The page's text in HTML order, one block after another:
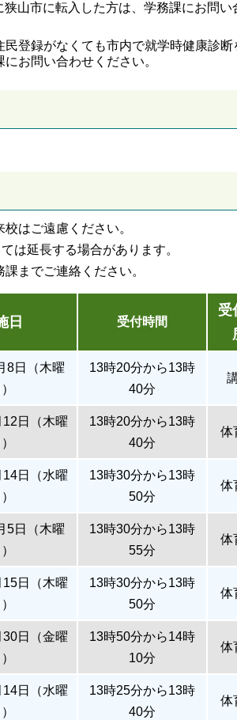
山市に転入した方は、学務課にお問い
登録がなくても市内で就学時健康診断
お問い合わせください。
はご遠慮ください。
は延長する場合があります。
までご連絡ください。
日 受付時間
受
8日（木曜
13時20分から13時
40分
日（木曜
13時20分から13時
40分
体
日（水曜
13時30分から13時
50分
体
5日（木曜
13時30分から13時
55分
体
日（木曜
13時30分から13時
50分
体
日（金曜
13時50分から14時
10分
体
日（水曜
13時25分から13時
40分
体